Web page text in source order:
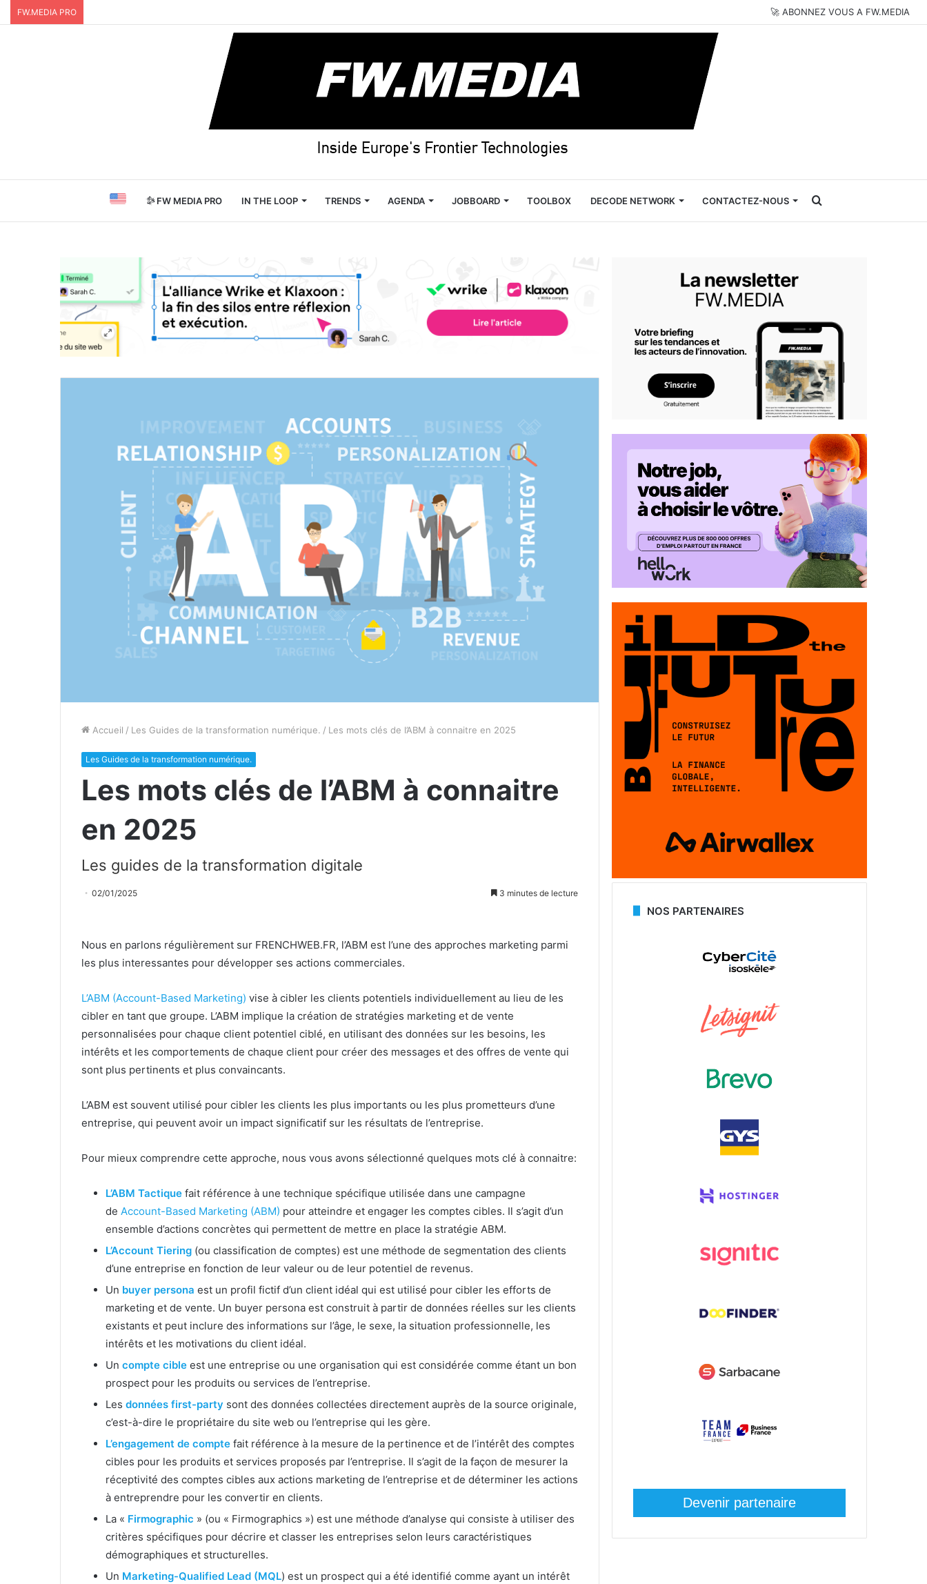
FW.MEDIA PRO 🚀 ABONNEZ VOUS A FW.MEDIA
FW MEDIA PRO IN THE LOOP TRENDS AGENDA JOBBOARD TOOLBOX DECODE NETWORK CONTACTEZ-NOUS Rechercher
Accueil / Les Guides de la transformation numérique. / Les mots clés de l’ABM à connaitre en 2025
Les Guides de la transformation numérique.
Les mots clés de l’ABM à connaitre
en 2025
Les guides de la transformation digitale
02/01/2025 3 minutes de lecture
Nous en parlons régulièrement sur FRENCHWEB.FR, l’ABM est l’une des approches marketing parmi
les plus interessantes pour développer ses actions commerciales.
L’ABM (Account-Based Marketing) vise à cibler les clients potentiels individuellement au lieu de les
cibler en tant que groupe. L’ABM implique la création de stratégies marketing et de vente
personnalisées pour chaque client potentiel ciblé, en utilisant des données sur les besoins, les
intérêts et les comportements de chaque client pour créer des messages et des offres de vente qui
sont plus pertinents et plus convaincants.
L’ABM est souvent utilisé pour cibler les clients les plus importants ou les plus prometteurs d’une
entreprise, qui peuvent avoir un impact significatif sur les résultats de l’entreprise.
Pour mieux comprendre cette approche, nous vous avons sélectionné quelques mots clé à connaitre:
L’ABM Tactique fait référence à une technique spécifique utilisée dans une campagne
de Account-Based Marketing (ABM) pour atteindre et engager les comptes cibles. Il s’agit d’un
ensemble d’actions concrètes qui permettent de mettre en place la stratégie ABM.
L’Account Tiering (ou classification de comptes) est une méthode de segmentation des clients
d’une entreprise en fonction de leur valeur ou de leur potentiel de revenus.
Un buyer persona est un profil fictif d’un client idéal qui est utilisé pour cibler les efforts de
marketing et de vente. Un buyer persona est construit à partir de données réelles sur les clients
existants et peut inclure des informations sur l’âge, le sexe, la situation professionnelle, les
intérêts et les motivations du client idéal.
Un compte cible est une entreprise ou une organisation qui est considérée comme étant un bon
prospect pour les produits ou services de l’entreprise.
Les données first-party sont des données collectées directement auprès de la source originale,
c’est-à-dire le propriétaire du site web ou l’entreprise qui les gère.
L’engagement de compte fait référence à la mesure de la pertinence et de l’intérêt des comptes
cibles pour les produits et services proposés par l’entreprise. Il s’agit de la façon de mesurer la
réceptivité des comptes cibles aux actions marketing de l’entreprise et de déterminer les actions
à entreprendre pour les convertir en clients.
La « Firmographic » (ou « Firmographics ») est une méthode d’analyse qui consiste à utiliser des
critères spécifiques pour décrire et classer les entreprises selon leurs caractéristiques
démographiques et structurelles.
Un Marketing-Qualified Lead (MQL) est un prospect qui a été identifié comme ayant un intérêt
NOS PARTENAIRES
Devenir partenaire